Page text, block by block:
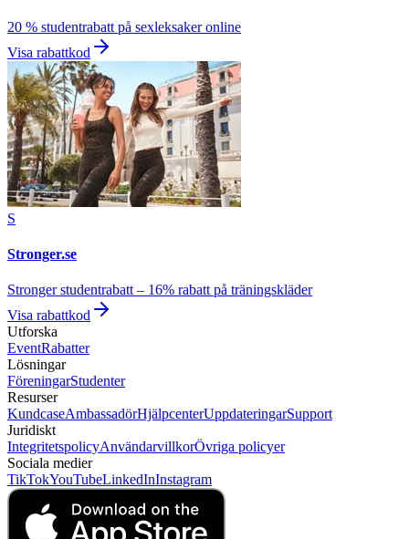
20 % studentrabatt på sexleksaker online
Visa rabattkod
S
Stronger.se
Stronger studentrabatt – 16% rabatt på träningskläder
Visa rabattkod
Utforska
EventRabatter
Lösningar
FöreningarStudenter
Resurser
KundcaseAmbassadörHjälpcenterUppdateringarSupport
Juridiskt
IntegritetspolicyAnvändarvillkorÖvriga policyer
Sociala medier
TikTokYouTubeLinkedInInstagram